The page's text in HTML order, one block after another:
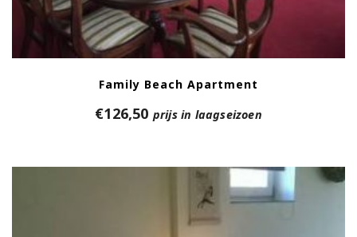
Family Beach Apartment
€126,50 prijs in laagseizoen